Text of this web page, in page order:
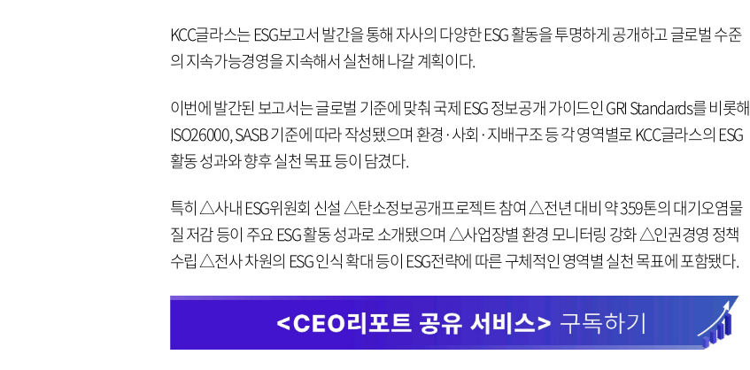
KCC글라스는 ESG보고서 발간을 통해 자사의 다양한 ESG 활동을 투명하게 공개하고 글로벌 수준
의 지속가능경영을 지속해서 실천해 나갈 계획이다.
이번에 발간된 보고서는 글로벌 기준에 맞춰 국제 ESG 정보공개 가이드인 GRI Standards를 비롯해
ISO26000, SASB 기준에 따라 작성됐으며 환경·사회·지배구조 등 각 영역별로 KCC글라스의 ESG
활동 성과와 향후 실천 목표 등이 담겼다.
특히 △사내 ESG위원회 신설 △탄소정보공개프로젝트 참여 △전년 대비 약 359톤의 대기오염물
질 저감 등이 주요 ESG 활동 성과로 소개됐으며 △사업장별 환경 모니터링 강화 △인권경영 정책
수립 △전사 차원의 ESG 인식 확대 등이 ESG전략에 따른 구체적인 영역별 실천 목표에 포함됐다.